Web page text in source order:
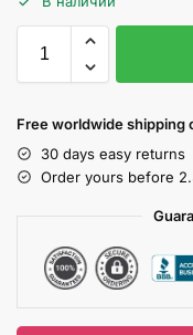
Free worldwide shipping
30 days easy returns
Order yours before